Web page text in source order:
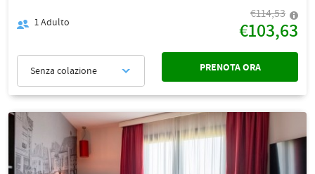
1Adulto
€114,53
€103,63
Senza colazione PRENOTA ORA